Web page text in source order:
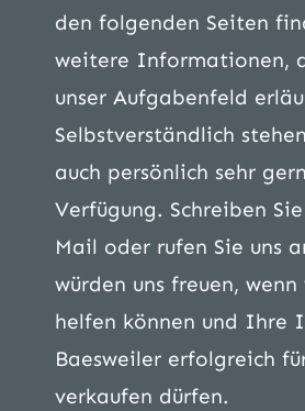
den folgenden Seiten
weitere Informationen,
unser Aufgabenfeld
Selbstverständlich
auch persönlich sehr
Verfügung. Schreiben
Mail oder rufen Sie uns
würden uns freuen,
helfen können und Ihre
Baesweiler erfolgreich
verkaufen dürfen.